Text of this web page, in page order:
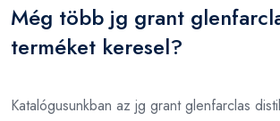
Még több jg grant
terméket keresel?
Katalógusunkban az jg grant glenfarclas